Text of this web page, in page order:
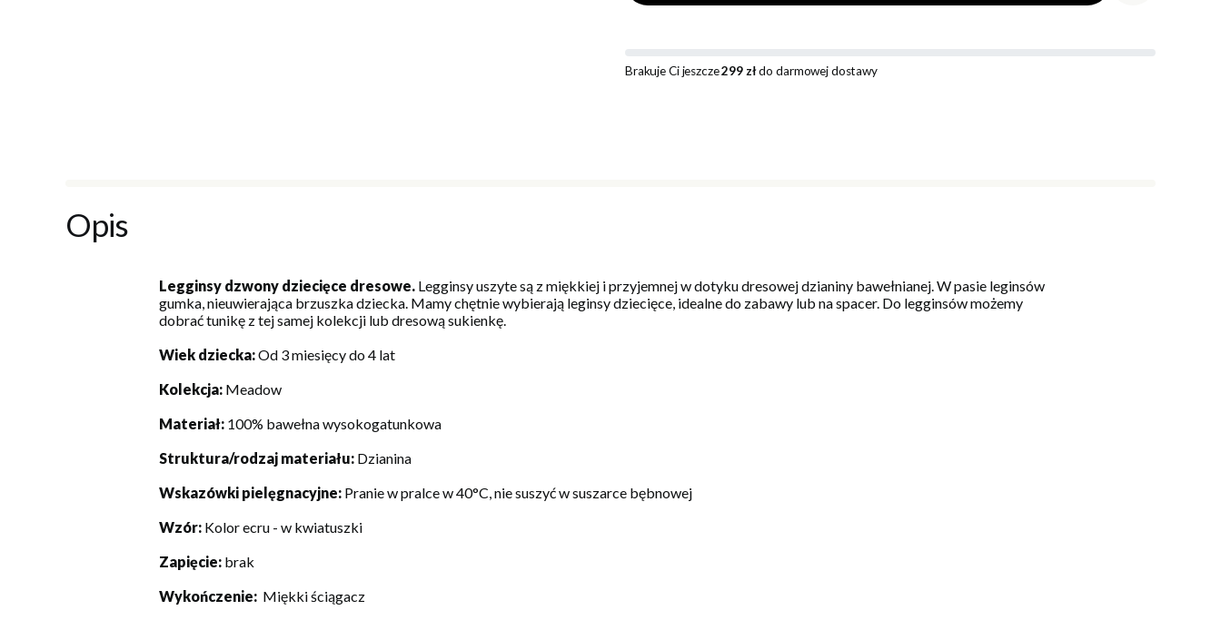
Brakuje Ci jeszcze299 złdo darmowej dostawy
Opis
Legginsy dzwony dziecięce dresowe. Legginsy uszyte są z miękkiej i przyjemnej w dotyku dresowej dzianiny bawełnianej. W pasie leginsów
gumka, nieuwierająca brzuszka dziecka. Mamy chętnie wybierają leginsy dziecięce, idealne do zabawy lub na spacer. Do legginsów możemy
dobrać tunikę z tej samej kolekcji lub dresową sukienkę.
Wiek dziecka:Od 3 miesięcy do 4 lat
Kolekcja: Meadow
Materiał: 100% bawełna wysokogatunkowa
Struktura/rodzaj materiału: Dzianina
Wskazówki pielęgnacyjne: Pranie w pralce w 40°C, nie suszyć w suszarce bębnowej
Wzór: Kolor ecru - w kwiatuszki
Zapięcie: brak
Wykończenie: Miękki ściągacz